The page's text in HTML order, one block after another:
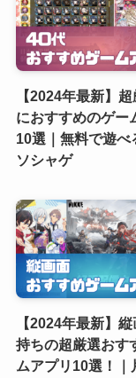
【2024年最新】
におすすめのゲー
10選｜無料で遊べ
ソシャゲ
【2024年最新】
持ちの超厳選おす
ムアプリ10選！｜